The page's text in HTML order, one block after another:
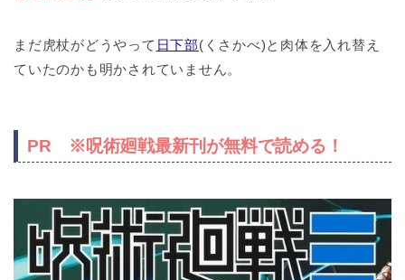
まだ虎杖がどうやって 日下部(くさかべ)と肉体を入れ替え
ていたのかも明かされていません。
PR ※呪術廻戦最新刊が無料で読める！